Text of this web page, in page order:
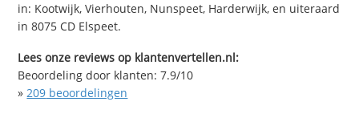
in: Kootwijk, Vierhouten, Nunspeet, Harderwijk, en uiteraard
in 8075 CD Elspeet.
Lees onze reviews op klantenvertellen.nl:
Beoordeling door klanten:7.9/10
»209 beoordelingen